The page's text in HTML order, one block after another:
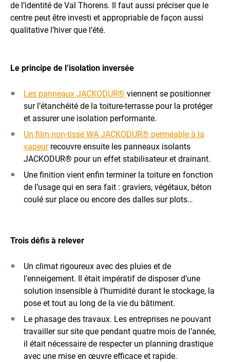
de l’identité de Val Thorens. Il faut aussi préciser que le
centre peut être investi et appropriable de façon aussi
qualitative l’hiver que l’été.
Le principe de l’isolation inversée
Les panneaux JACKODUR® viennent se positionner
sur l’étanchéité de la toiture-terrasse pour la protéger
et assurer une isolation performante.
Un film non-tissé WA JACKODUR® perméable à la
vapeurrecouvre ensuite les panneaux isolants
JACKODUR® pour un effet stabilisateur et drainant.
Une finition vient enfin terminer la toiture en fonction
de l’usage qui en sera fait : graviers, végétaux, béton
coulé sur place ou encore des dalles sur plots…
Trois défis à relever
Un climat rigoureux avec des pluies et de
l’enneigement. Il était impératif de disposer d’une
solution insensible à l’humidité durant le stockage, la
pose et tout au long de la vie du bâtiment.
Le phasage des travaux. Les entreprises ne pouvant
travailler sur site que pendant quatre mois de l’année,
il était nécessaire de respecter un planning drastique
avec une mise en œuvre efficace et rapide.